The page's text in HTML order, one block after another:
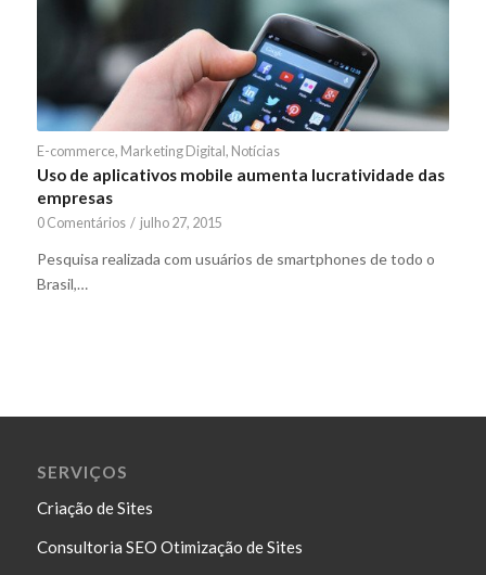
E-commerce, Marketing Digital , Notícias
Uso de aplicativos mobile aumenta lucratividade das
empresas
0 Comentários / julho 27, 2015
Pesquisa realizada com usuários de smartphones de todo o
Brasil,…
SERVIÇOS
Criação de Sites
Consultoria SEO Otimização de Sites